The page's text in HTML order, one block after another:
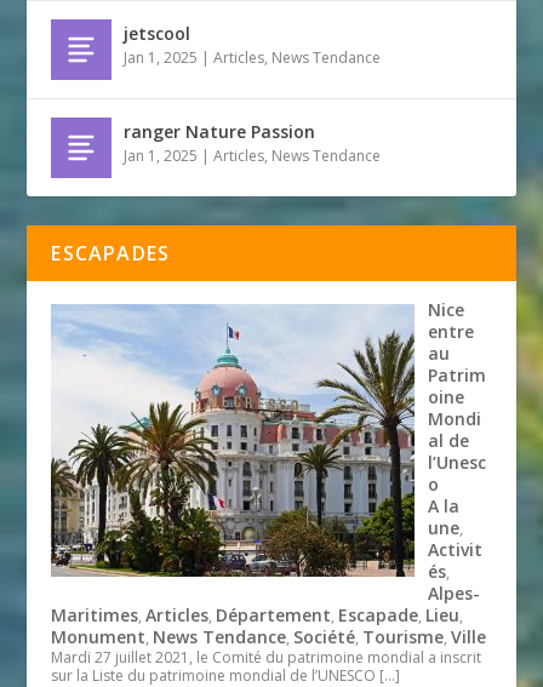
jetscool
Jan 1, 2025 |Articles, News Tendance
ranger Nature Passion
Jan 1, 2025 |Articles, News Tendance
ESCAPADES
Nice
entre
au
Patrim
oine
Mondi
al de
l’Unesc
o
A la
une,
Activit
és,
Alpes-
Maritimes,Articles, Département, Escapade, Lieu,
Monument, News Tendance, Société, Tourisme,Ville
Mardi 27 juillet 2021, le Comité du patrimoine mondial a inscrit
sur la Liste du patrimoine mondial de l’UNESCO […]